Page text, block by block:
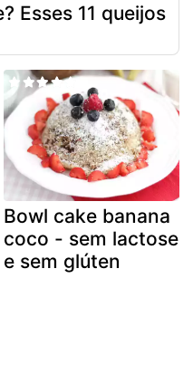
Esses 11 queijos
Bowl cake banana
coco - sem lactose
e sem glúten